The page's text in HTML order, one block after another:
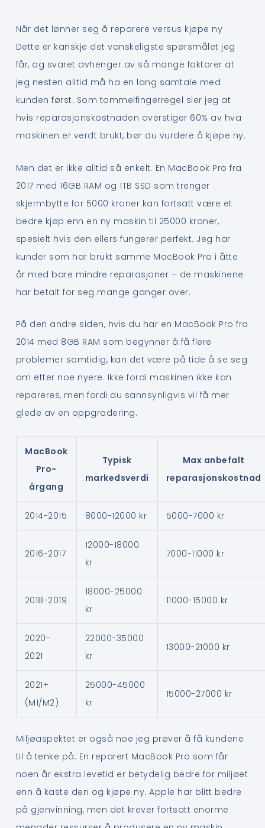
Når det lønner seg å reparere versus kjøpe ny
Dette er kanskje det vanskeligste spørsmålet jeg
får, og svaret avhenger av så mange faktorer at
jeg nesten alltid må ha en lang samtale med
kunden først. Som tommelfingerregel sier jeg at
hvis reparasjonskostnaden overstiger 60% av hva
maskinen er verdt brukt, bør du vurdere å kjøpe ny.
Men det er ikke alltid så enkelt. En MacBook Pro fra
2017 med 16GB RAM og 1TB SSD som trenger
skjermbytte for 5000 kroner kan fortsatt være et
bedre kjøp enn en ny maskin til 25000 kroner,
spesielt hvis den ellers fungerer perfekt. Jeg har
kunder som har brukt samme MacBook Pro i åtte
år med bare mindre reparasjoner – de maskinene
har betalt for seg mange ganger over.
På den andre siden, hvis du har en MacBook Pro fra
2014 med 8GB RAM som begynner å få flere
problemer samtidig, kan det være på tide å se seg
om etter noe nyere. Ikke fordi maskinen ikke kan
repareres, men fordi du sannsynligvis vil få mer
glede av en oppgradering.
MacBook
Pro-
årgang
Typisk
markedsverdi
Max anbefalt
reparasjonskostnad
2014-2015 8000-12000 kr 5000-7000 kr
2016-2017
12000-18000
kr
7000-11000 kr
2018-2019
18000-25000
kr
11000-15000 kr
2020-
2021
22000-35000
kr
13000-21000 kr
2021+
(M1/M2)
25000-45000
kr
15000-27000 kr
Miljøaspektet er også noe jeg prøver å få kundene
til å tenke på. En reparert MacBook Pro som får
noen år ekstra levetid er betydelig bedre for miljøet
enn å kaste den og kjøpe ny. Apple har blitt bedre
på gjenvinning, men det krever fortsatt enorme